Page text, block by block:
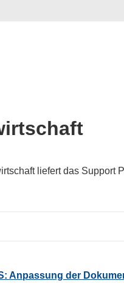
liefert das
Anpassung der